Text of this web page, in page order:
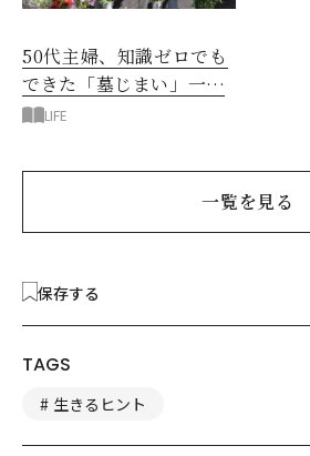
50代主婦、知識ゼロでも
できた「墓じまい」一つ
後悔したのは、ある順
LIFE
一覧を見る
保存する
TAGS
生きるヒント